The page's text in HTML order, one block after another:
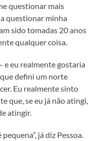
questionar mais
questionar minha
sido tomadas 20 anos
qualquer coisa.
e eu realmente gostaria
defini um norte
Eu realmente sinto
que, se eu já não atingi,
atingir.
já diz Pessoa.